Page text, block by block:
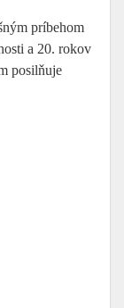
príbehom
a 20. rokov
posilňuje